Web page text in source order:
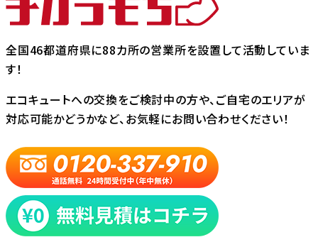
全国46都道府県に88カ所の営業所を設置して活動していま
す！
エコキュートへの交換をご検討中の方や、ご自宅のエリアが
対応可能かどうかなど、お気軽にお問い合わせください！